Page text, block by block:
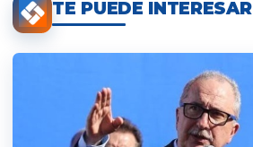
TE PUEDE INTERESAR